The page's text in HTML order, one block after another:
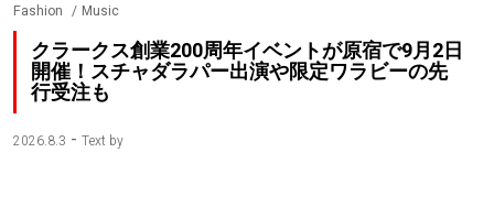
Fashion Music
クラークス創業200周年イベントが原宿で9月2日
開催！スチャダラパー出演や限定ワラビーの先
行受注も
2026.8.3 - Text by